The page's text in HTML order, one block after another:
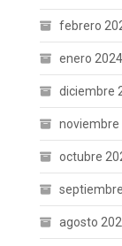
febrero
enero 2024
diciembre
noviembre
octubre
agosto